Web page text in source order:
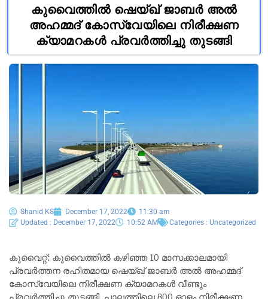
കുവൈത്തിൽ ഷെയ്ഖ് ജാബർ അൽ
അഹമ്മദ് കോസ്‌വേയിലെ നിരീക്ഷണ
ക്യാമറകൾ പ്രവർത്തിച്ചു തുടങ്ങി
Shanid KS December 17, 2022
11:30 am
Updated : December 17, 2022
10:52 AM Categories : Uncategorized
കുവൈറ്റ്: കുവൈത്തിൽ കഴിഞ്ഞ 10 മാസക്കാലമായി
പ്രവർത്തന രഹിതമായ ഷെയ്ഖ് ജാബർ അൽ അഹമ്മദ്
കോസ്‌വേയിലെ നിരീക്ഷണ ക്യാമറകൾ വീണ്ടും